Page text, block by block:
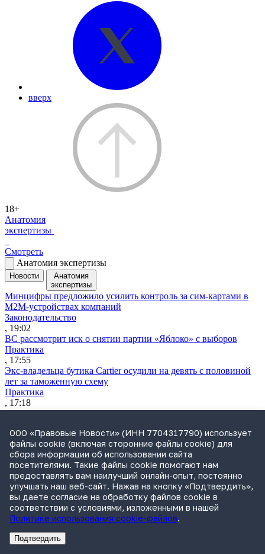
вверх
18+
Анатомия
экспертизы
Смотреть
Анатомия экспертизы
Новости
Анатомия
экспертизы
Минцифры предложило усилить контроль за сим-картами в
M2M-устройствах компаний
Законодательство
, 19:02
ВС рассмотрит иск о снятии партии «Яблоко» с выборов
Практика
, 17:55
Экс-владельца бутика Cartier осудили на девять с половиной
лет за таможенную схему
Практика
, 17:18
Экономколлегия решит, кто должен возмещать ущерб при
Практика
, 16:51
ВККС открыла семь новых вакансий
Судьи
, 16:15
РекламаАдвокатское бюро Санкт-Петербурга «Вертикаль» ИНН 7841290773
ООО «Правовые Новости» (ИНН 7704317790) использует
файлы cookie (включая сторонние файлы cookie) для
сбора информации об использовании сайта
посетителями. Такие файлы cookie помогают нам
предоставлять вам наилучший онлайн-опыт, постоянно
улучшать наш веб-сайт. Нажав на кнопку «Подтвердить»,
вы даете согласие на обработку файлов cookie в
соответствии с условиями, изложенными в нашей
Политике использования cookie-файлов.
Подтвердить